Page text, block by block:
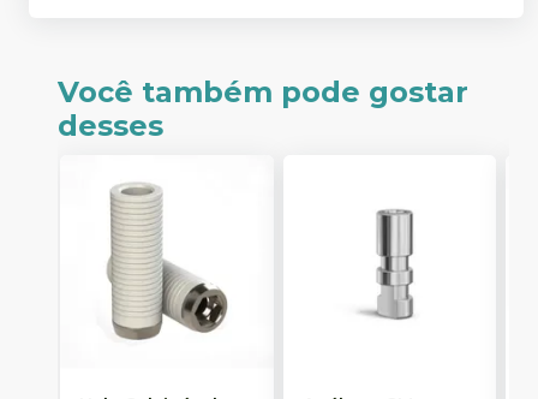
Você também pode gostar
desses